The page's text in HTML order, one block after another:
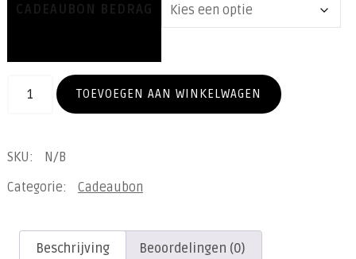
tot
CADEAUBON BEDRAG
CadeaubonTOEVOEGEN AAN WINKELWAGEN
SKU:
N/B
Categorie:
Cadeaubon
Beschrijving Beoordelingen (0)